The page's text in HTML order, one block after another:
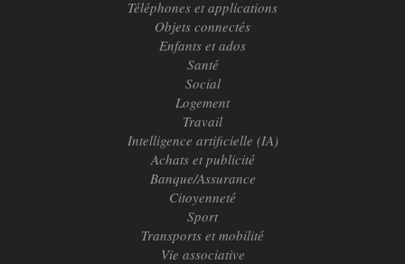
Téléphones et applications
Objets connectés
Enfants et ados
Santé
Social
Logement
Travail
Intelligence artificielle (IA)
Achats et publicité
Banque/Assurance
Citoyenneté
Sport
Transports et mobilité
Vie associative